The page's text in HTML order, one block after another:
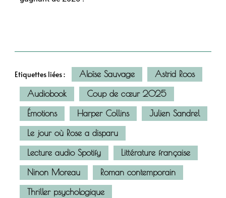
Etiquettes liées : Aloïse Sauvage
Astrid Roos
Audiobook
Coup de cœur 2025
Émotions
Harper Collins
Julien Sandrel
Le jour où Rose a disparu
Lecture audio Spotify
Littérature française
Ninon Moreau
Roman contemporain
Thriller psychologique